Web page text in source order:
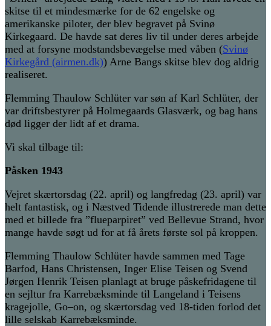
skitse til et mindesmærke for de 62 engelske og
amerikanske piloter, der blev begravet på Svinø
Kirkegaard. De havde sat deres liv til under deres arbejde
med at forsyne modstandsbevægelse med våben (Svinø
Kirkegård (airmen.dk)) Arne Bangs skitse blev dog aldrig
realiseret.
Flemming Thaulow Schlüter var søn af Karl Schlüter, der
var driftsbestyrer på Holmegaards Glasværk, og bag hans
død ligger der lidt af et drama.
Vi skal tilbage til:
Påsken 1943
Vejret skærtorsdag (22. april) og langfredag (23. april) var
helt fantastisk, og i Næstved Tidende illustrerede man dette
med et billede fra ”flueparpiret” ved Bellevue Strand, hvor
mange havde søgt ud for at få årets første sol på kroppen.
Flemming Thaulow Schlüter havde sammen med Tage
Barfod, Hans Christensen, Inger Elise Teisen og Svend
Jørgen Henrik Teisen planlagt at bruge påskefridagene til
en sejltur fra Karrebæksminde til Langeland i Teisens
kragejolle, Go–on, og skærtorsdag ved 18-tiden forlod det
lille selskab Karrebæksminde.